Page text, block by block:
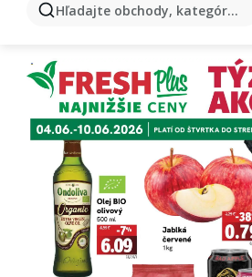
Hľadajte obchody, kategórie,